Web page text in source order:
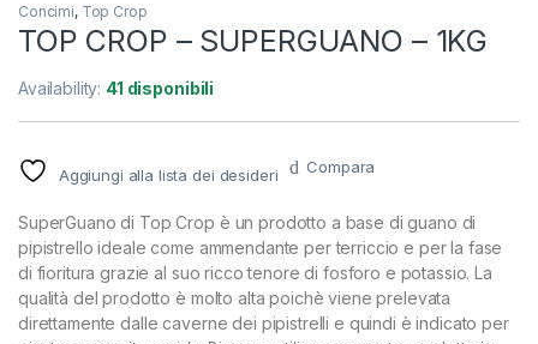
Concimi, Top Crop
TOP CROP – SUPERGUANO – 1KG
Availability: 41 disponibili
Aggiungi alla lista dei desideri Compara
SuperGuano di Top Crop è un prodotto a base di guano di
pipistrello ideale come ammendante per terriccio e per la fase
di fioritura grazie al suo ricco tenore di fosforo e potassio. La
qualità del prodotto è molto alta poichè viene prelevata
direttamente dalle caverne dei pipistrelli e quindi è indicato per